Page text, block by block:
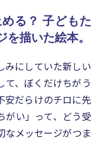
る？ 子どもた
描いた絵本。
みにしていた新しい
、ぼくだけちがう
安だらけのチロに先
がい」って、どう受
なメッセージがつま